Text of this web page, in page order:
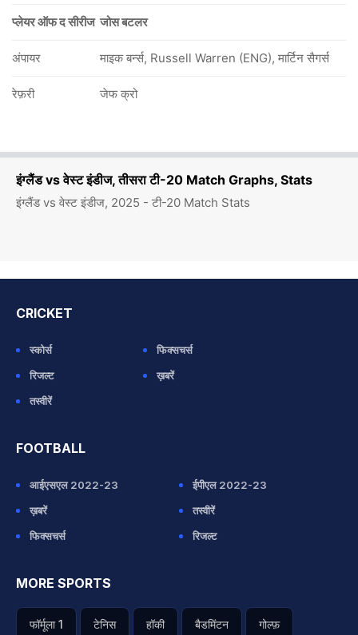
इंग्लैंड vs वेस्ट इंडीज, तीसरा टी-20 Match Graphs, Stats
इंग्लैंड vs वेस्ट इंडीज, 2025 - टी-20 Match Stats
प्लेयर ऑफ द सीरीज जोस बटलर
अंपायर माइक बर्न्स, Russell Warren (ENG), मार्टिन सैगर्स
रेफ़री जेफ क्रो
CRICKET
स्कोर्स
फिक्सचर्स
रिजल्ट
ख़बरें
तस्वीरें
FOOTBALL
आईएसएल 2022-23
ईपीएल 2022-23
ख़बरें
तस्वीरें
फिक्सचर्स
रिजल्ट
MORE SPORTS
फॉर्मूला 1 टेनिस हॉकी बैडमिंटन गोल्फ़